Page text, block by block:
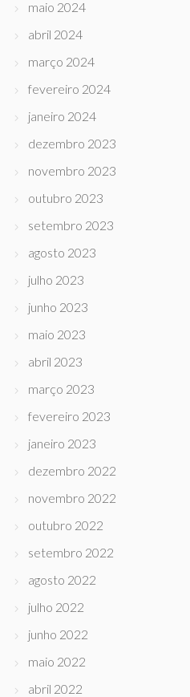
maio 2024
abril 2024
março 2024
fevereiro 2024
janeiro 2024
dezembro 2023
novembro 2023
outubro 2023
setembro 2023
agosto 2023
julho 2023
junho 2023
maio 2023
abril 2023
março 2023
fevereiro 2023
janeiro 2023
dezembro 2022
novembro 2022
outubro 2022
setembro 2022
agosto 2022
julho 2022
junho 2022
maio 2022
abril 2022